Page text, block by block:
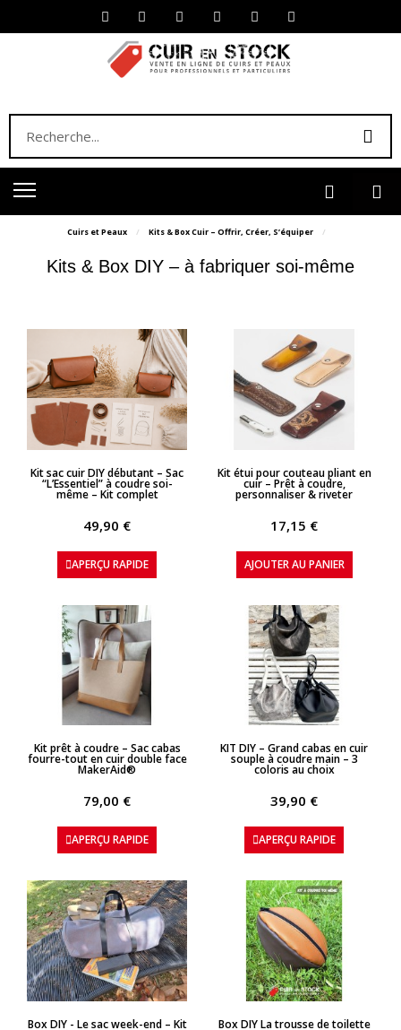
Cuirs et Peaux Kits & Box Cuir – Offrir, Créer, S’équiper
Kits & Box DIY – à fabriquer soi-même
APERÇU RAPIDE
Kit sac cuir DIY débutant – Sac
“L’Essentiel” à coudre soi-
même – Kit complet
49,90 €
APERÇU RAPIDE
APERÇU RAPIDE
Kit étui pour couteau pliant en
cuir – Prêt à coudre,
personnaliser & riveter
17,15 €
AJOUTER AU PANIER
APERÇU RAPIDE
Kit prêt à coudre – Sac cabas
fourre-tout en cuir double face
MakerAid®
79,00 €
APERÇU RAPIDE
APERÇU RAPIDE
KIT DIY – Grand cabas en cuir
souple à coudre main – 3
coloris au choix
39,90 €
APERÇU RAPIDE
APERÇU RAPIDE
Box DIY - Le sac week-end – Kit APERÇU RAPIDE
Box DIY La trousse de toilette